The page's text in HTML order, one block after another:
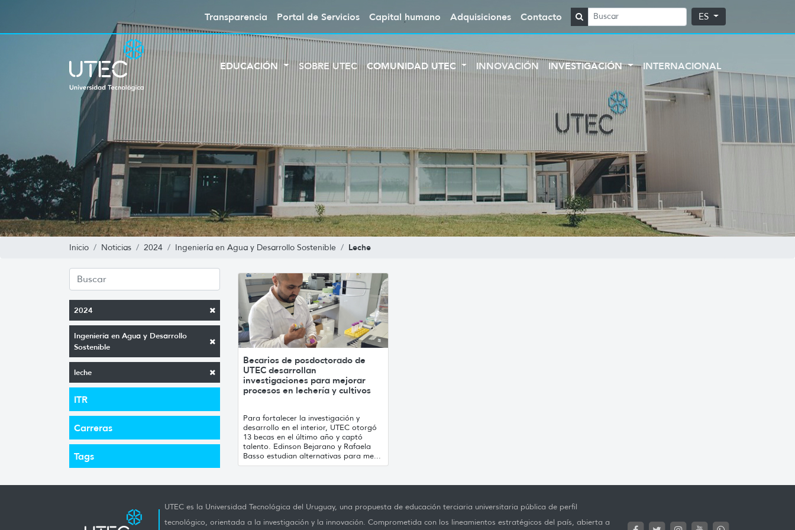
Transparencia Portal de Servicios Capital humano Adquisiciones Contacto ES
EDUCACIÓN SOBRE UTEC COMUNIDAD UTEC INNOVACIÓN INVESTIGACIÓN INTERNACIONAL
Inicio Noticias 2024 Ingeniería en Agua y Desarrollo Sostenible Leche
2024
Ingeniería en Agua y Desarrollo
Sostenible
leche
ITR
Carreras
Tags
Becarios de posdoctorado de
UTEC desarrollan
investigaciones para mejorar
procesos en lechería y cultivos
Para fortalecer la investigación y
desarrollo en el interior, UTEC otorgó
13 becas en el último año y captó
talento. Edinson Bejarano y Rafaela
Basso estudian alternativas para me...
UTEC es la Universidad Tecnológica del Uruguay, una propuesta de educación terciaria universitaria pública de perfil
tecnológico, orientada a la investigación y la innovación. Comprometida con los lineamientos estratégicos del país, abierta a